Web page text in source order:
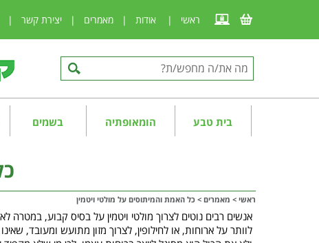
ראשי | אודות | מאמרים | יצירת קשר |
בית טבע הומאופתיה בשמים
ראשי > מאמרים > כל האמת והמיתוסים על מולטי ויטמין
אנשים רבים נוטים לצרוך מולטי ויטמין על בסיס קבוע,
לוותר על ארוחות, או לחילופין, לצרוך מזון מתועש ומעובד,